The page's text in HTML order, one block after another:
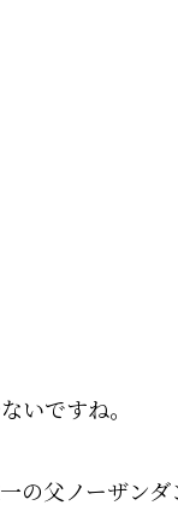
いですね。
の父ノーザン